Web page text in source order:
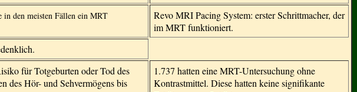
in den meisten Fällen ein MRT
Revo MRI Pacing System: erster Schrittmacher, der
im MRT funktioniert.
für Totgeburten oder Tod des
des Hör- und Sehvermögens bis
1.737 hatten eine MRT-Untersuchung ohne
Kontrastmittel. Diese hatten keine signifikante